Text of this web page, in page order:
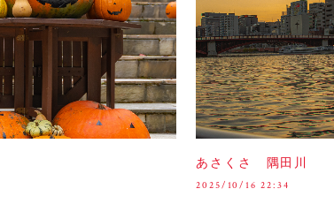
あさくさ 隅田川
2025/10/16 22:34